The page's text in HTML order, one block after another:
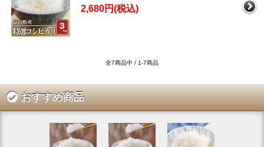
2,680円(税込)
全7商品中 / 1-7商品
おすすめ商品